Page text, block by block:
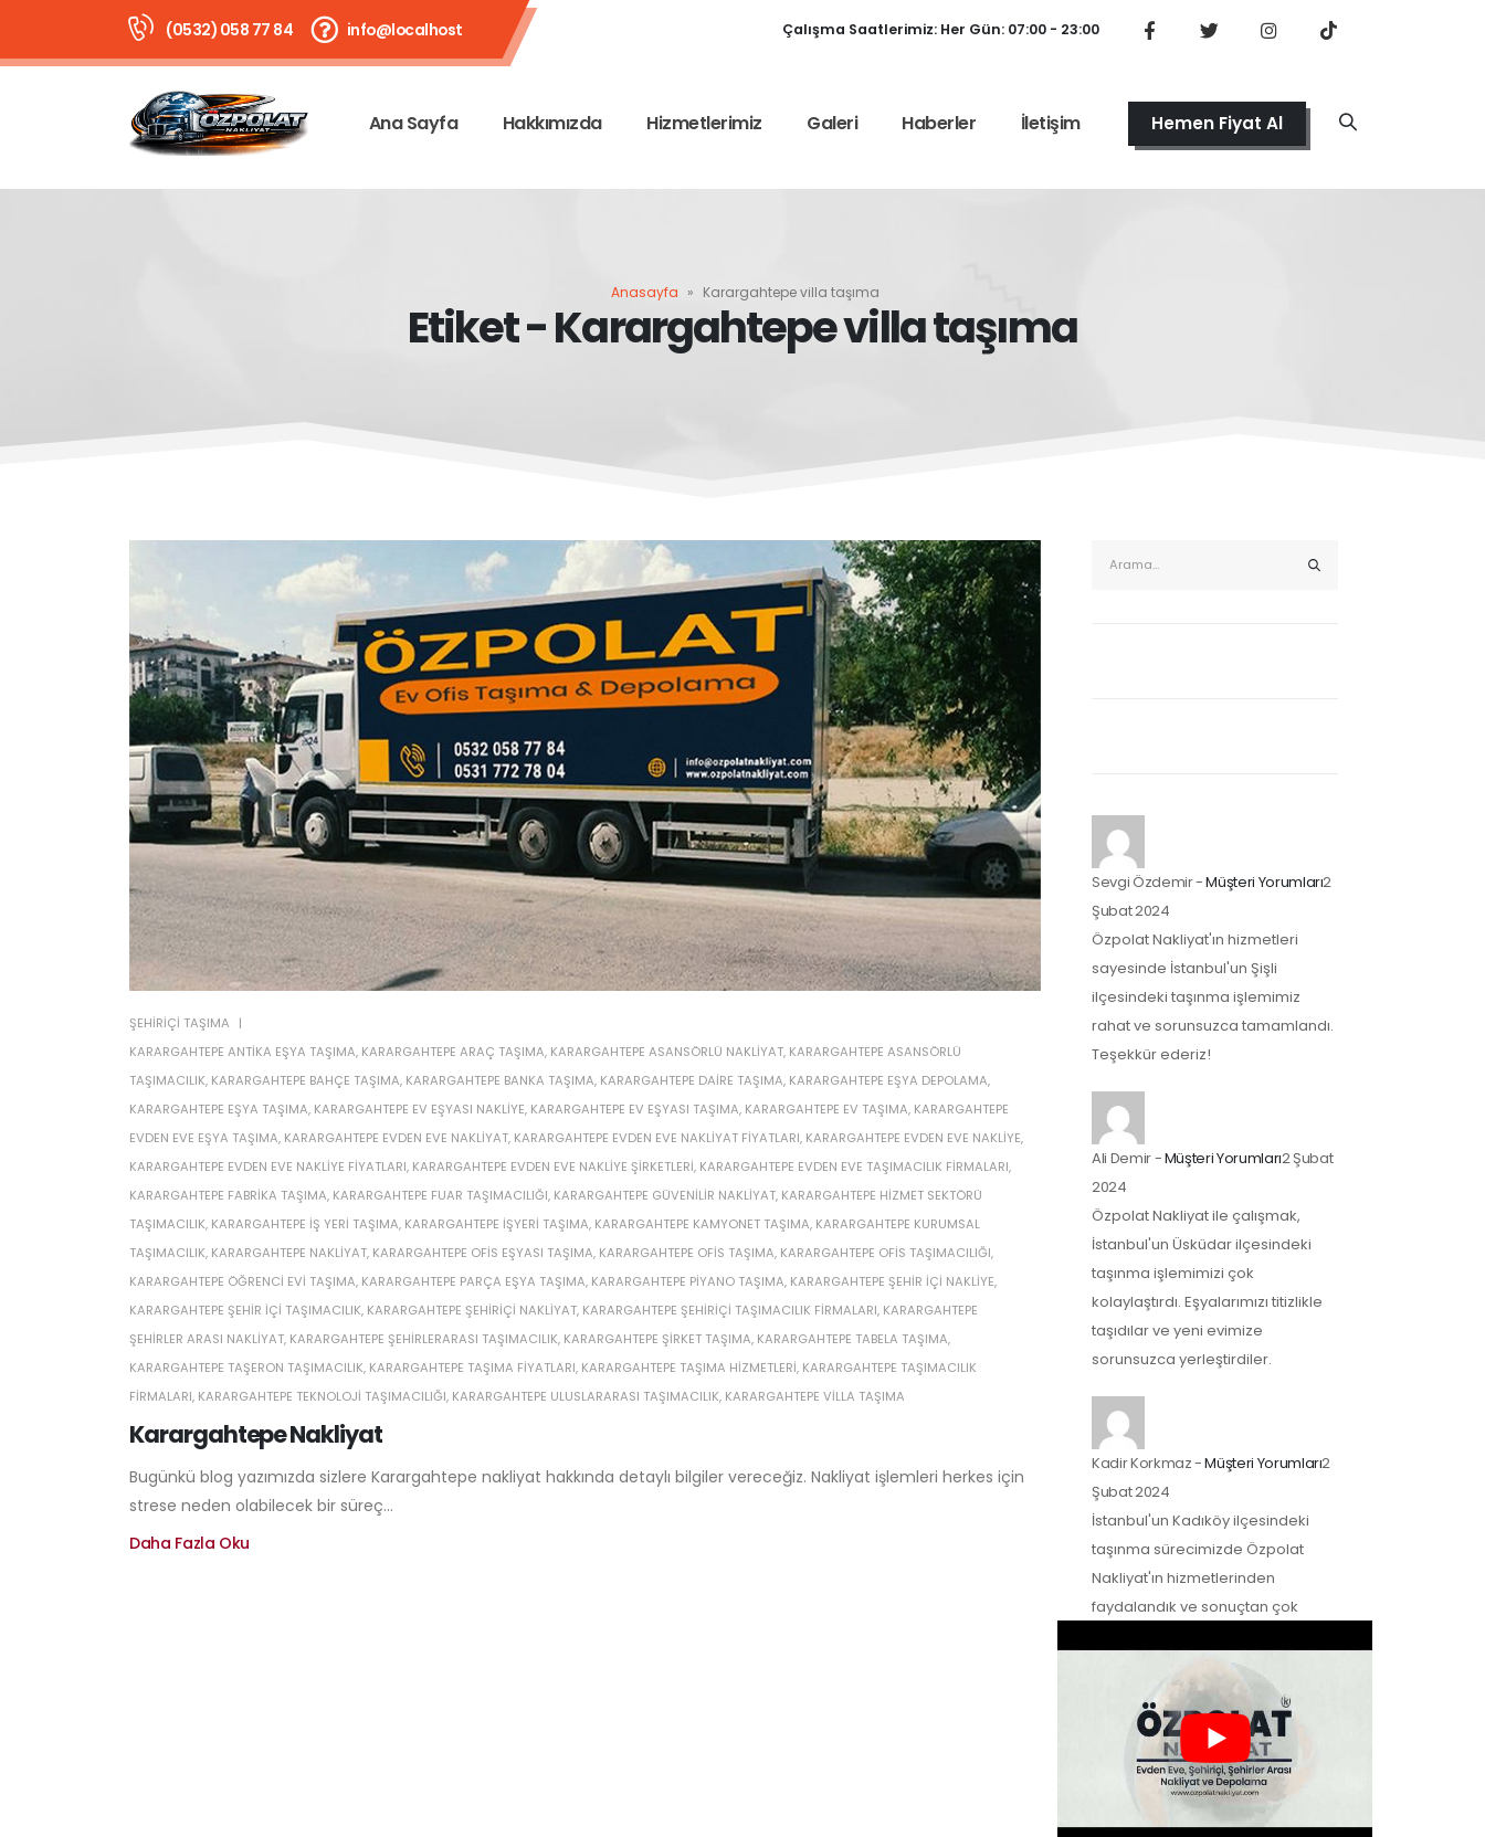
(0532) 058 77 84 info@localhost Çalışma Saatlerimiz: Her Gün: 07:00 - 23:00
Ana Sayfa Hakkımızda Hizmetlerimiz Galeri Haberler İletişim Hemen Fiyat Al
Anasayfa » Karargahtepe villa taşıma
Etiket - Karargahtepe villa taşıma
Karargahtepe Nakliyat
ŞEHIRIÇI TAŞIMA
KARARGAHTEPE ANTIKA EŞYA TAŞIMA, KARARGAHTEPE ARAÇ TAŞIMA, KARARGAHTEPE ASANSÖRLÜ NAKLIYAT, KARARGAHTEPE ASANSÖRLÜ
TAŞIMACILIK, KARARGAHTEPE BAHÇE TAŞIMA, KARARGAHTEPE BANKA TAŞIMA, KARARGAHTEPE DAIRE TAŞIMA, KARARGAHTEPE EŞYA DEPOLAMA,
KARARGAHTEPE EŞYA TAŞIMA, KARARGAHTEPE EV EŞYASI NAKLIYE, KARARGAHTEPE EV EŞYASI TAŞIMA, KARARGAHTEPE EV TAŞIMA, KARARGAHTEPE
EVDEN EVE EŞYA TAŞIMA, KARARGAHTEPE EVDEN EVE NAKLIYAT, KARARGAHTEPE EVDEN EVE NAKLIYAT FIYATLARI, KARARGAHTEPE EVDEN EVE NAKLIYE,
KARARGAHTEPE EVDEN EVE NAKLIYE FIYATLARI, KARARGAHTEPE EVDEN EVE NAKLIYE ŞIRKETLERI, KARARGAHTEPE EVDEN EVE TAŞIMACILIK FIRMALARI,
KARARGAHTEPE FABRIKA TAŞIMA, KARARGAHTEPE FUAR TAŞIMACILIĞI, KARARGAHTEPE GÜVENILIR NAKLIYAT, KARARGAHTEPE HIZMET SEKTÖRÜ
TAŞIMACILIK, KARARGAHTEPE IŞ YERI TAŞIMA, KARARGAHTEPE IŞYERI TAŞIMA, KARARGAHTEPE KAMYONET TAŞIMA, KARARGAHTEPE KURUMSAL
TAŞIMACILIK, KARARGAHTEPE NAKLIYAT, KARARGAHTEPE OFIS EŞYASI TAŞIMA, KARARGAHTEPE OFIS TAŞIMA, KARARGAHTEPE OFIS TAŞIMACILIĞI,
KARARGAHTEPE ÖĞRENCI EVI TAŞIMA, KARARGAHTEPE PARÇA EŞYA TAŞIMA, KARARGAHTEPE PIYANO TAŞIMA, KARARGAHTEPE ŞEHIR IÇI NAKLIYE,
KARARGAHTEPE ŞEHIR IÇI TAŞIMACILIK, KARARGAHTEPE ŞEHIRIÇI NAKLIYAT, KARARGAHTEPE ŞEHIRIÇI TAŞIMACILIK FIRMALARI, KARARGAHTEPE
ŞEHIRLER ARASI NAKLIYAT, KARARGAHTEPE ŞEHIRLERARASI TAŞIMACILIK, KARARGAHTEPE ŞIRKET TAŞIMA, KARARGAHTEPE TABELA TAŞIMA,
KARARGAHTEPE TAŞERON TAŞIMACILIK, KARARGAHTEPE TAŞIMA FIYATLARI, KARARGAHTEPE TAŞIMA HIZMETLERI, KARARGAHTEPE TAŞIMACILIK
FIRMALARI, KARARGAHTEPE TEKNOLOJI TAŞIMACILIĞI, KARARGAHTEPE ULUSLARARASI TAŞIMACILIK, KARARGAHTEPE VILLA TAŞIMA
Bugünkü blog yazımızda sizlere Karargahtepe nakliyat hakkında detaylı bilgiler vereceğiz. Nakliyat işlemleri herkes için
strese neden olabilecek bir süreç...
Daha Fazla Oku
Sevgi Özdemir-Müşteri Yorumları2
Şubat 2024
Özpolat Nakliyat'ın hizmetleri
sayesinde İstanbul'un Şişli
ilçesindeki taşınma işlemimiz
rahat ve sorunsuzca tamamlandı.
Teşekkür ederiz!
Ali Demir-Müşteri Yorumları2 Şubat
2024
Özpolat Nakliyat ile çalışmak,
İstanbul'un Üsküdar ilçesindeki
taşınma işlemimizi çok
kolaylaştırdı. Eşyalarımızı titizlikle
taşıdılar ve yeni evimize
sorunsuzca yerleştirdiler.
Kadir Korkmaz-Müşteri Yorumları2
Şubat 2024
İstanbul'un Kadıköy ilçesindeki
taşınma sürecimizde Özpolat
Nakliyat'ın hizmetlerinden
faydalandık ve sonuçtan çok
taşıdılar ve yeni evimize güvenle…
Zeynep Koç-Müşteri Yorumları
Özpolat Nakliyat ile çalışmak,